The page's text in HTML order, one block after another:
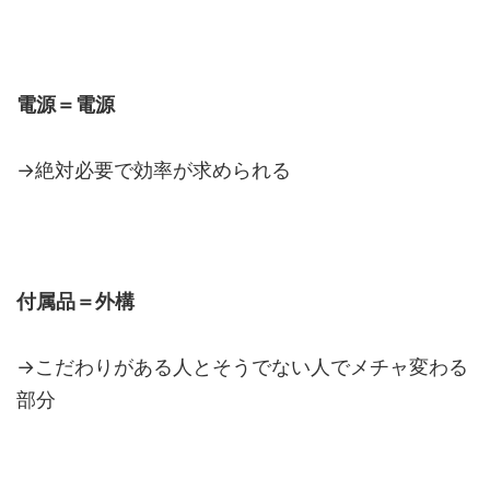
電源＝電源
→絶対必要で効率が求められる
付属品＝外構
→こだわりがある人とそうでない人でメチャ変わる
部分